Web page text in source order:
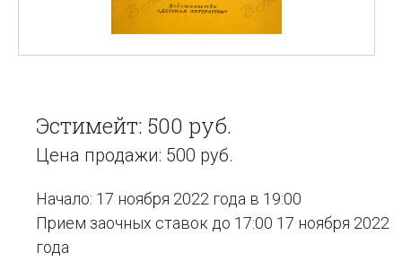
Эстимейт: 500 руб.
Цена продажи: 500 руб.
Начало: 17 ноября 2022 года в 19:00
Прием заочных ставок до 17:00 17 ноября 2022
года